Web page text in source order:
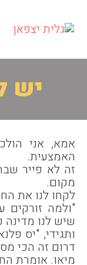
content
יש
אמא, אני
האמצעית.
זה לא פייר
מקום.
לקחו לנו את
"ולמה זורקים
שיש לנו מדינה
ותגידי, "יס
דרום זה הכי
מיאו. אומרת